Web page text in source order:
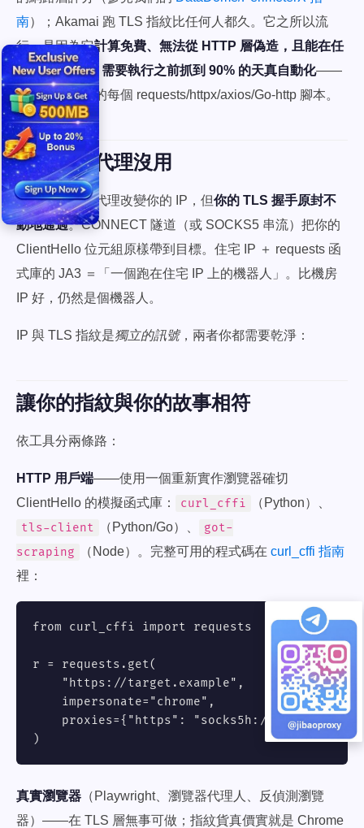
南）；Akamai 跑 TLS 指紋比任何人都久。它之所以流
行，是因為它計算免費、無法從 HTTP 層偽造，且能在任
何 JavaScript 需要執行之前抓到 90% 的天真自動化——
有史以來寫過的每個 requests/httpx/axios/Go-http 腳本。
為何單靠代理沒用
這讓人意外：代理改變你的 IP，但你的 TLS 握手原封不
動地通過。CONNECT 隧道（或 SOCKS5 串流）把你的
ClientHello 位元組原樣帶到目標。住宅 IP ＋ requests 函
式庫的 JA3 ＝「一個跑在住宅 IP 上的機器人」。比機房
IP 好，仍然是個機器人。
IP 與 TLS 指紋是獨立的訊號，兩者你都需要乾淨：
讓你的指紋與你的故事相符
依工具分兩條路：
HTTP 用戶端——使用一個重新實作瀏覽器確切
ClientHello 的模擬函式庫：
curl_cffi
（Python）、
tls-client
（Python/Go）、
got-
scraping
（Node）。完整可用的程式碼在 curl_cffi 指南
裡：
from curl_cffi import requests
r = requests.get(
    "https://target.example",
    impersonate="chrome",
    proxies={"https": "socks5h://USERNAME:
)
真實瀏覽器 （Playwright、瀏覽器代理人、反偵測瀏覽
器）——在 TLS 層無事可做；指紋貨真價實就是 Chrome